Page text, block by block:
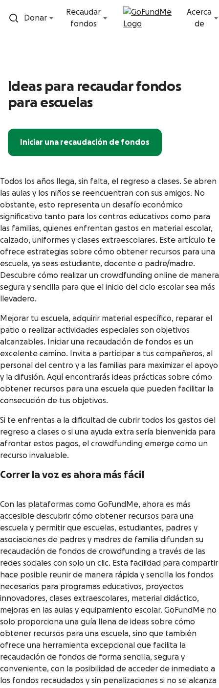
Ir al contenido
Donar
Recaudar
fondos
Acerca
de
Ideas para recaudar fondos
para escuelas
Iniciar una recaudación de fondos
Todos los años llega, sin falta, el regreso a clases. Se abren
las aulas y los niños se reencuentran con sus amigos. No
obstante, esto representa un desafío económico
significativo tanto para los centros educativos como para
las familias, quienes enfrentan gastos en material escolar,
calzado, uniformes y clases extraescolares. Este artículo te
ofrece estrategias sobre cómo obtener recursos para una
escuela, ya seas estudiante, docente o padre/madre.
Descubre cómo realizar un crowdfunding online de manera
segura y sencilla para que el inicio del ciclo escolar sea más
llevadero.
Mejorar tu escuela, adquirir material específico, reparar el
patio o realizar actividades especiales son objetivos
alcanzables. Iniciar una recaudación de fondos es un
excelente camino. Invita a participar a tus compañeros, al
personal del centro y a las familias para maximizar el apoyo
y la difusión. Aquí encontrarás ideas prácticas sobre cómo
obtener recursos para una escuela que pueden facilitar la
consecución de tus objetivos.
Si te enfrentas a la dificultad de cubrir todos los gastos del
regreso a clases o si una ayuda extra sería bienvenida para
afrontar estos pagos, el crowdfunding emerge como un
recurso invaluable.
Correr la voz es ahora más fácil
Con las plataformas como GoFundMe, ahora es más
accesible descubrir cómo obtener recursos para una
escuela y permitir que escuelas, estudiantes, padres y
asociaciones de padres y madres de familia difundan su
recaudación de fondos de crowdfunding a través de las
redes sociales con solo un clic. Esta facilidad para compartir
hace posible reunir de manera rápida y sencilla los fondos
necesarios para programas educativos, proyectos
innovadores, clases extraescolares, material didáctico,
mejoras en las aulas y equipamiento escolar. GoFundMe no
solo proporciona una guía llena de ideas sobre cómo
obtener recursos para una escuela, sino que también
ofrece una herramienta excepcional que facilita la
recaudación de fondos de forma sencilla, segura y
conveniente, con la posibilidad de acceder de inmediato a
los fondos recaudados y sin penalizaciones si no se alcanza